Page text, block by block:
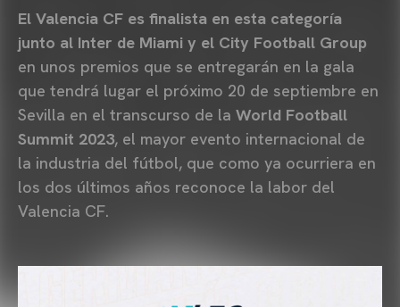
El Valencia CF es finalista en esta categoría
junto al Inter de Miami y el City Football Group
en unos premios que se entregarán en la gala
que tendrá lugar el próximo 20 de septiembre en
Sevilla en el transcurso de la World Football
Summit 2023, el mayor evento internacional de
la industria del fútbol, que como ya ocurriera en
los dos últimos años reconoce la labor del
Valencia CF.